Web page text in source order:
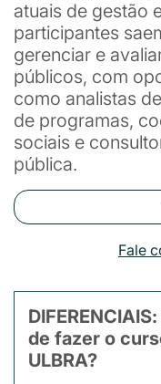
atuais de gestão
participantes
gerenciar e
públicos, com
como analistas
de programas,
sociais e
pública.
Fale
de fazer o
ULBRA?